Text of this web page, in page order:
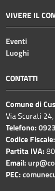
VIVERE IL
Eventi
Luoghi
CONTATTI
Comune di
Via Scurati
Telefono:
Codice Fiscale:
Partita IVA:
Email:
PEC: